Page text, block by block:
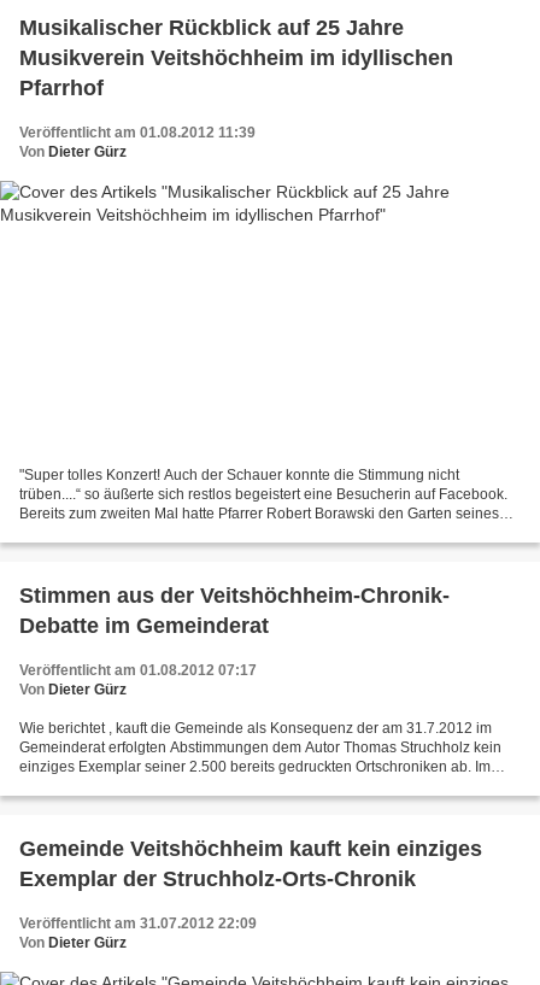
Musikalischer Rückblick auf 25 Jahre
Musikverein Veitshöchheim im idyllischen
Pfarrhof
Veröffentlicht am 01.08.2012 11:39
Von Dieter Gürz
"Super tolles Konzert! Auch der Schauer konnte die Stimmung nicht
trüben....“ so äußerte sich restlos begeistert eine Besucherin auf Facebook.
Bereits zum zweiten Mal hatte Pfarrer Robert Borawski den Garten seines
Stimmen aus der Veitshöchheim-Chronik-
Debatte im Gemeinderat
Veröffentlicht am 01.08.2012 07:17
Von Dieter Gürz
Wie berichtet , kauft die Gemeinde als Konsequenz der am 31.7.2012 im
Gemeinderat erfolgten Abstimmungen dem Autor Thomas Struchholz kein
einziges Exemplar seiner 2.500 bereits gedruckten Ortschroniken ab. Im
Gemeinde Veitshöchheim kauft kein einziges
Exemplar der Struchholz-Orts-Chronik
Veröffentlicht am 31.07.2012 22:09
Von Dieter Gürz